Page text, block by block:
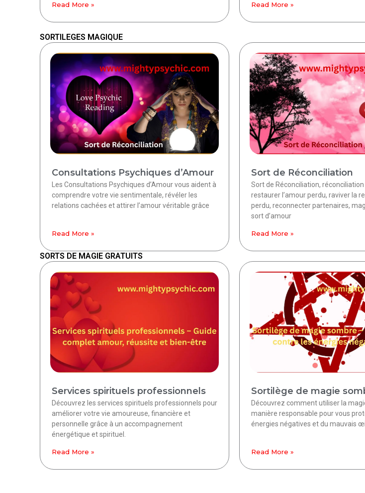
Read More » Read More »
SORTILEGES MAGIQUE
Consultations Psychiques d’Amour
Les Consultations Psychiques d’Amour vous aident à
comprendre votre vie sentimentale, révéler les
relations cachées et attirer l’amour véritable grâce
Read More »
Sort de Réconciliation
Sort de Réconciliation,
restaurer l’amour perdu, raviver la
perdu, reconnecter partenaires,
sort d’amour
Read More »
SORTS DE MAGIE GRATUITS
Services spirituels professionnels
Découvrez les services spirituels professionnels pour
améliorer votre vie amoureuse, financière et
personnelle grâce à un accompagnement
énergétique et spirituel.
Read More »
Sortilège de magie
Découvrez comment utiliser la
manière responsable pour vous
énergies négatives et du mauvais
Read More »